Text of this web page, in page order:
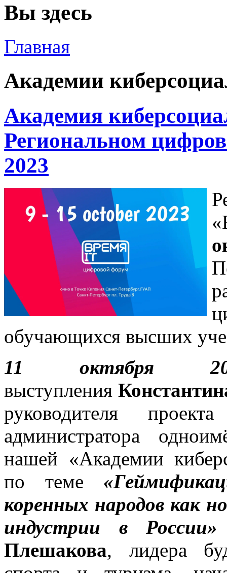
Вы здесь
Главная
Академии
Академия
Региональном
2023
обучающихся высших
11 октября
выступления
руководителя
администратора
нашей «Академии
по теме
коренных народов как
индустрии в России»
Плешакова, лидера